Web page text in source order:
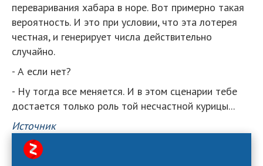
переваривания хабара в норе. Вот примерно такая
вероятность. И это при условии, что эта лотерея
честная, и генерирует числа действительно
случайно.
- А если нет?
- Ну тогда все меняется. И в этом сценарии тебе
достается только роль той несчастной курицы...
Источник